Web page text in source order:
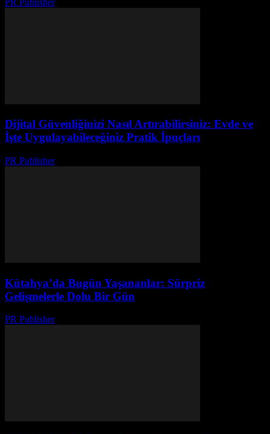
Dijital Güvenliğinizi Nasıl Artırabilirsiniz: Evde ve
İşte Uygulayabileceğiniz Pratik İpuçları
PR Publisher-
Kütahya’da Bugün Yaşananlar: Sürpriz
Gelişmelerle Dolu Bir Gün
PR Publisher-